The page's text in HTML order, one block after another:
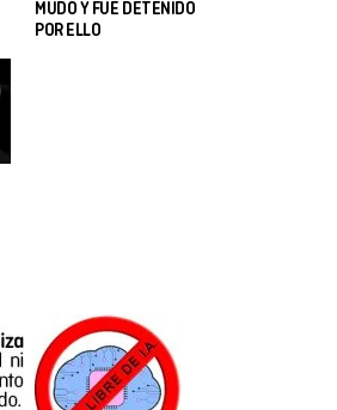
MUDO Y FUE DETENIDO
POR ELLO